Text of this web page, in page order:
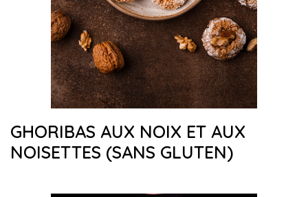
GHORIBAS AUX NOIX ET AUX
NOISETTES (SANS GLUTEN)